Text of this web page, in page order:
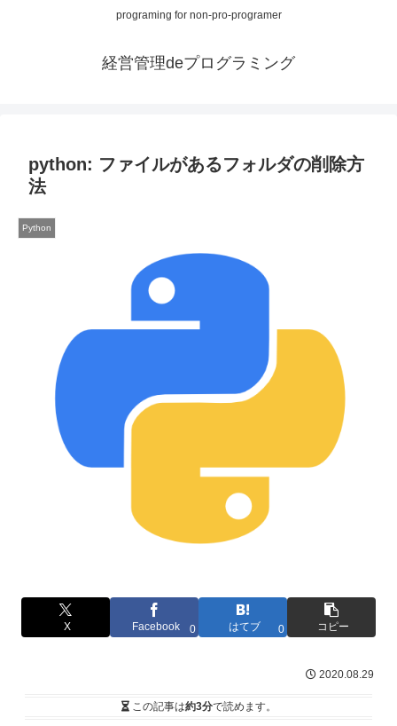
programing for non-pro-programer
経営管理deプログラミング
python: ファイルがあるフォルダの削除方
法
Python
X Facebook 0 はてブ 0 コピー
2020.08.29
この記事は約3分で読めます。